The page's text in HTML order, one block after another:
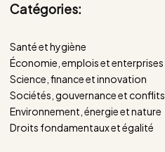
Catégories:
Santé et hygiène
Économie, emplois et enterprises
Science, finance et innovation
Sociétés, gouvernance et conflits
Environnement, énergie et nature
Droits fondamentaux et égalité